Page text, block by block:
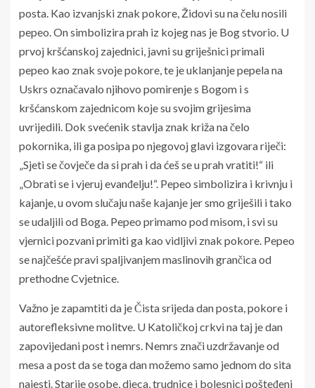
posta. Kao izvanjski znak pokore, Židovi su na čelu nosili
pepeo. On simbolizira prah iz kojeg nas je Bog stvorio. U
prvoj kršćanskoj zajednici, javni su griješnici primali
pepeo kao znak svoje pokore, te je uklanjanje pepela na
Uskrs označavalo njihovo pomirenje s Bogom i s
kršćanskom zajednicom koje su svojim grijesima
uvrijedili. Dok svećenik stavlja znak križa na čelo
pokornika, ili ga posipa po njegovoj glavi izgovara riječi:
„Sjeti se čovječe da si prah i da ćeš se u prah vratiti!“ ili
„Obrati se i vjeruj evanđelju!“. Pepeo simbolizira i krivnju i
kajanje, u ovom slučaju naše kajanje jer smo griješili i tako
se udaljili od Boga. Pepeo primamo pod misom, i svi su
vjernici pozvani primiti ga kao vidljivi znak pokore. Pepeo
se najčešće pravi spaljivanjem maslinovih grančica od
prethodne Cvjetnice.
Važno je zapamtiti da je Čista srijeda dan posta, pokore i
autorefleksivne molitve. U Katoličkoj crkvi na taj je dan
zapovijedani post i nemrs. Nemrs znači uzdržavanje od
mesa a post da se toga dan možemo samo jednom do sita
najesti. Starije osobe, djeca, trudnice i bolesnici pošteđeni